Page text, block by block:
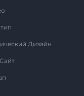
Дизайн